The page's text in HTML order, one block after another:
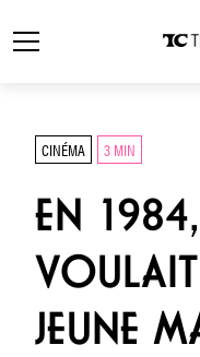
CINÉMA 3 MIN
EN
JEUNE